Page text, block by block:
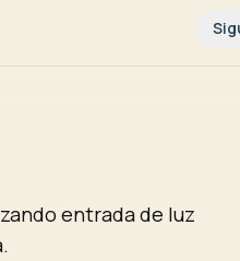
entrada de luz